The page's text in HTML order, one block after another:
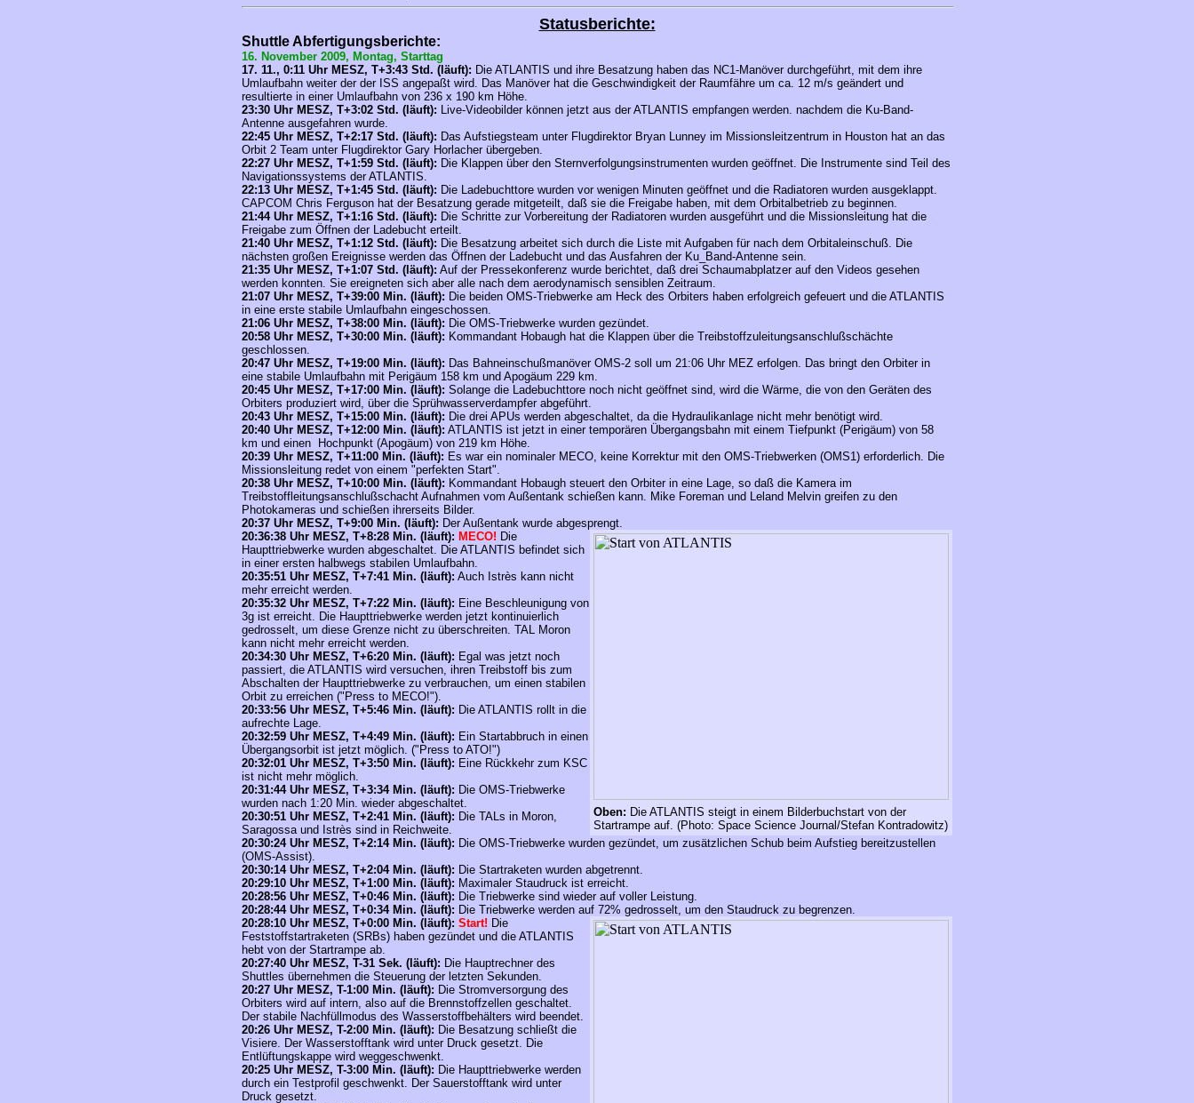
Statusberichte:
Shuttle Abfertigungsberichte:
16. November 2009, Montag, Starttag
17. 11., 0:11 Uhr MESZ, T+3:43 Std. (läuft): Die ATLANTIS und ihre Besatzung haben das NC1-Manöver durchgeführt, mit dem ihre
Umlaufbahn weiter der der ISS angepaßt wird. Das Manöver hat die Geschwindigkeit der Raumfähre um ca. 12 m/s geändert und
resultierte in einer Umlaufbahn von 236 x 190 km Höhe.
23:30 Uhr MESZ, T+3:02 Std. (läuft): Live-Videobilder können jetzt aus der ATLANTIS empfangen werden. nachdem die Ku-Band-
Antenne ausgefahren wurde.
22:45 Uhr MESZ, T+2:17 Std. (läuft): Das Aufstiegsteam unter Flugdirektor Bryan Lunney im Missionsleitzentrum in Houston hat an das
Orbit 2 Team unter Flugdirektor Gary Horlacher übergeben.
22:27 Uhr MESZ, T+1:59 Std. (läuft): Die Klappen über den Sternverfolgungsinstrumenten wurden geöffnet. Die Instrumente sind Teil des
Navigationssystems der ATLANTIS.
22:13 Uhr MESZ, T+1:45 Std. (läuft): Die Ladebuchttore wurden vor wenigen Minuten geöffnet und die Radiatoren wurden ausgeklappt.
CAPCOM Chris Ferguson hat der Besatzung gerade mitgeteilt, daß sie die Freigabe haben, mit dem Orbitalbetrieb zu beginnen.
21:44 Uhr MESZ, T+1:16 Std. (läuft): Die Schritte zur Vorbereitung der Radiatoren wurden ausgeführt und die Missionsleitung hat die
Freigabe zum Öffnen der Ladebucht erteilt.
21:40 Uhr MESZ, T+1:12 Std. (läuft): Die Besatzung arbeitet sich durch die Liste mit Aufgaben für nach dem Orbitaleinschuß. Die
nächsten großen Ereignisse werden das Öffnen der Ladebucht und das Ausfahren der Ku_Band-Antenne sein.
21:35 Uhr MESZ, T+1:07 Std. (läuft): Auf der Pressekonferenz wurde berichtet, daß drei Schaumabplatzer auf den Videos gesehen
werden konnten. Sie ereigneten sich aber alle nach dem aerodynamisch sensiblen Zeitraum.
21:07 Uhr MESZ, T+39:00 Min. (läuft): Die beiden OMS-Triebwerke am Heck des Orbiters haben erfolgreich gefeuert und die ATLANTIS
in eine erste stabile Umlaufbahn eingeschossen.
21:06 Uhr MESZ, T+38:00 Min. (läuft): Die OMS-Triebwerke wurden gezündet.
20:58 Uhr MESZ, T+30:00 Min. (läuft): Kommandant Hobaugh hat die Klappen über die Treibstoffzuleitungsanschlußschächte
geschlossen.
20:47 Uhr MESZ, T+19:00 Min. (läuft): Das Bahneinschußmanöver OMS-2 soll um 21:06 Uhr MEZ erfolgen. Das bringt den Orbiter in
eine stabile Umlaufbahn mit Perigäum 158 km und Apogäum 229 km.
20:45 Uhr MESZ, T+17:00 Min. (läuft): Solange die Ladebuchttore noch nicht geöffnet sind, wird die Wärme, die von den Geräten des
Orbiters produziert wird, über die Sprühwasserverdampfer abgeführt.
20:43 Uhr MESZ, T+15:00 Min. (läuft): Die drei APUs werden abgeschaltet, da die Hydraulikanlage nicht mehr benötigt wird.
20:40 Uhr MESZ, T+12:00 Min. (läuft): ATLANTIS ist jetzt in einer temporären Übergangsbahn mit einem Tiefpunkt (Perigäum) von 58
km und einen Hochpunkt (Apogäum) von 219 km Höhe.
20:39 Uhr MESZ, T+11:00 Min. (läuft): Es war ein nominaler MECO, keine Korrektur mit den OMS-Triebwerken (OMS1) erforderlich. Die
Missionsleitung redet von einem "perfekten Start".
20:38 Uhr MESZ, T+10:00 Min. (läuft): Kommandant Hobaugh steuert den Orbiter in eine Lage, so daß die Kamera im
Treibstoffleitungsanschlußschacht Aufnahmen vom Außentank schießen kann. Mike Foreman und Leland Melvin greifen zu den
Photokameras und schießen ihrerseits Bilder.
20:37 Uhr MESZ, T+9:00 Min. (läuft): Der Außentank wurde abgesprengt.
Oben: Die ATLANTIS steigt in einem Bilderbuchstart von der
Startrampe auf. (Photo: Space Science Journal/Stefan Kontradowitz)
20:36:38 Uhr MESZ, T+8:28 Min. (läuft): MECO! Die
Haupttriebwerke wurden abgeschaltet. Die ATLANTIS befindet sich
in einer ersten halbwegs stabilen Umlaufbahn.
20:35:51 Uhr MESZ, T+7:41 Min. (läuft): Auch Istrès kann nicht
mehr erreicht werden.
20:35:32 Uhr MESZ, T+7:22 Min. (läuft): Eine Beschleunigung von
3g ist erreicht. Die Haupttriebwerke werden jetzt kontinuierlich
gedrosselt, um diese Grenze nicht zu überschreiten. TAL Moron
kann nicht mehr erreicht werden.
20:34:30 Uhr MESZ, T+6:20 Min. (läuft): Egal was jetzt noch
passiert, die ATLANTIS wird versuchen, ihren Treibstoff bis zum
Abschalten der Haupttriebwerke zu verbrauchen, um einen stabilen
Orbit zu erreichen ("Press to MECO!").
20:33:56 Uhr MESZ, T+5:46 Min. (läuft): Die ATLANTIS rollt in die
aufrechte Lage.
20:32:59 Uhr MESZ, T+4:49 Min. (läuft): Ein Startabbruch in einen
Übergangsorbit ist jetzt möglich. ("Press to ATO!")
20:32:01 Uhr MESZ, T+3:50 Min. (läuft): Eine Rückkehr zum KSC
ist nicht mehr möglich.
20:31:44 Uhr MESZ, T+3:34 Min. (läuft): Die OMS-Triebwerke
wurden nach 1:20 Min. wieder abgeschaltet.
20:30:51 Uhr MESZ, T+2:41 Min. (läuft): Die TALs in Moron,
Saragossa und Istrès sind in Reichweite.
20:30:24 Uhr MESZ, T+2:14 Min. (läuft): Die OMS-Triebwerke wurden gezündet, um zusätzlichen Schub beim Aufstieg bereitzustellen
(OMS-Assist).
20:30:14 Uhr MESZ, T+2:04 Min. (läuft): Die Startraketen wurden abgetrennt.
20:29:10 Uhr MESZ, T+1:00 Min. (läuft): Maximaler Staudruck ist erreicht.
20:28:56 Uhr MESZ, T+0:46 Min. (läuft): Die Triebwerke sind wieder auf voller Leistung.
20:28:44 Uhr MESZ, T+0:34 Min. (läuft): Die Triebwerke werden auf 72% gedrosselt, um den Staudruck zu begrenzen.
20:28:10 Uhr MESZ, T+0:00 Min. (läuft): Start! Die
Feststoffstartraketen (SRBs) haben gezündet und die ATLANTIS
hebt von der Startrampe ab.
20:27:40 Uhr MESZ, T-31 Sek. (läuft): Die Hauptrechner des
Shuttles übernehmen die Steuerung der letzten Sekunden.
20:27 Uhr MESZ, T-1:00 Min. (läuft): Die Stromversorgung des
Orbiters wird auf intern, also auf die Brennstoffzellen geschaltet.
Der stabile Nachfüllmodus des Wasserstoffbehälters wird beendet.
20:26 Uhr MESZ, T-2:00 Min. (läuft): Die Besatzung schließt die
Visiere. Der Wasserstofftank wird unter Druck gesetzt. Die
Entlüftungskappe wird weggeschwenkt.
20:25 Uhr MESZ, T-3:00 Min. (läuft): Die Haupttriebwerke werden
durch ein Testprofil geschwenkt. Der Sauerstofftank wird unter
Druck gesetzt.